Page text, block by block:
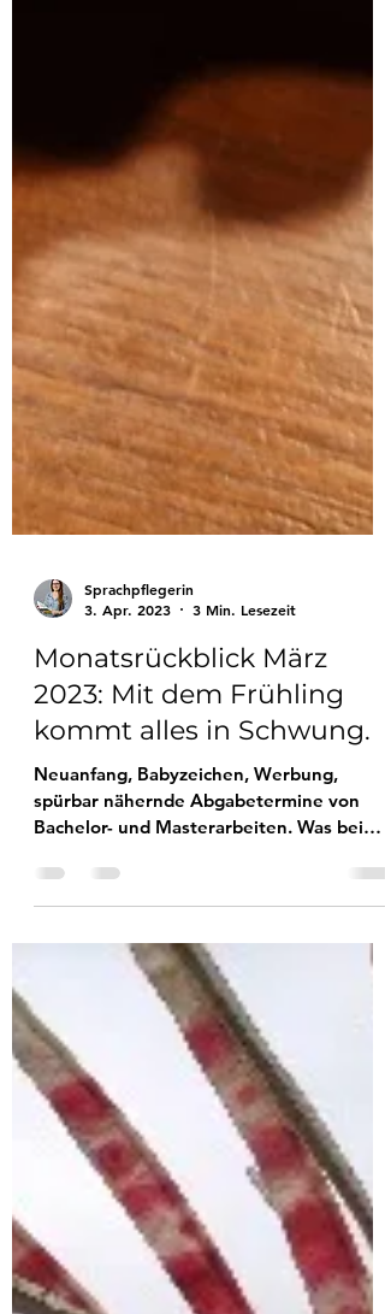
Sprachpflegerin
3. Apr. 2023
3 Min. Lesezeit
Monatsrückblick März
2023: Mit dem Frühling
Bachelor- und Masterarbeiten. Was bei
mir im März lief.